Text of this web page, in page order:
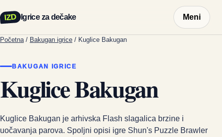
IZD Igrice za dečake Meni
Početna / Bakugan igrice / Kuglice Bakugan
BAKUGAN IGRICE
Kuglice Bakugan
Kuglice Bakugan je arhivska Flash slagalica brzine i
uočavanja parova. Spoljni opisi igre Shun's Puzzle Brawler